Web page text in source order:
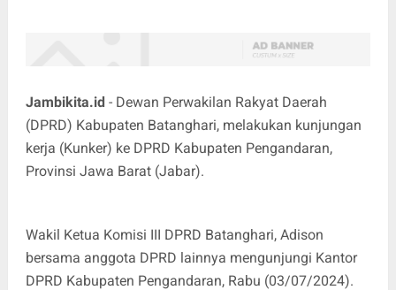
Jambikita.id- Dewan Perwakilan Rakyat Daerah
(DPRD) Kabupaten Batanghari, melakukan kunjungan
kerja (Kunker) ke DPRD Kabupaten Pengandaran,
Provinsi Jawa Barat (Jabar).
Wakil Ketua Komisi III DPRD Batanghari, Adison
bersama anggota DPRD lainnya mengunjungi Kantor
DPRD Kabupaten Pengandaran, Rabu (03/07/2024).